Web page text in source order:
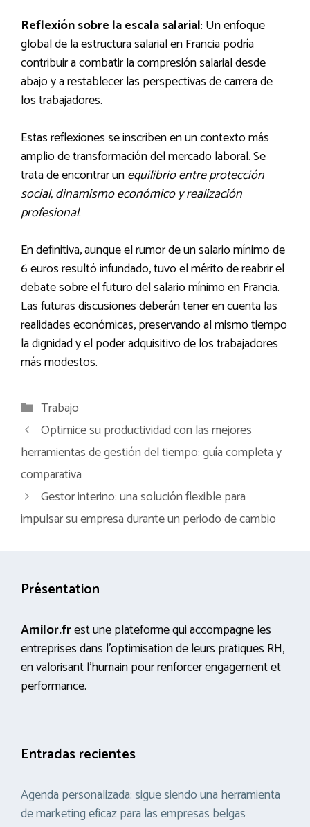
Reflexión sobre la escala salarial: Un enfoque
global de la estructura salarial en Francia podría
contribuir a combatir la compresión salarial desde
abajo y a restablecer las perspectivas de carrera de
los trabajadores.
Estas reflexiones se inscriben en un contexto más
amplio de transformación del mercado laboral. Se
trata de encontrar unequilibrio entre protección
social, dinamismo económico y realización
profesional.
En definitiva, aunque el rumor de un salario mínimo de
6 euros resultó infundado, tuvo el mérito de reabrir el
debate sobre el futuro del salario mínimo en Francia.
Las futuras discusiones deberán tener en cuenta las
realidades económicas, preservando al mismo tiempo
la dignidad y el poder adquisitivo de los trabajadores
más modestos.
Categorías
Trabajo
Optimice su productividad con las mejores
herramientas de gestión del tiempo: guía completa y
comparativa
Gestor interino: una solución flexible para
impulsar su empresa durante un periodo de cambio
Présentation
Amilor.frest une plateforme qui accompagne les
entreprises dans l’optimisation de leurs pratiques RH,
en valorisant l’humain pour renforcer engagement et
performance.
Entradas recientes
Agenda personalizada: sigue siendo una herramienta
de marketing eficaz para las empresas belgas